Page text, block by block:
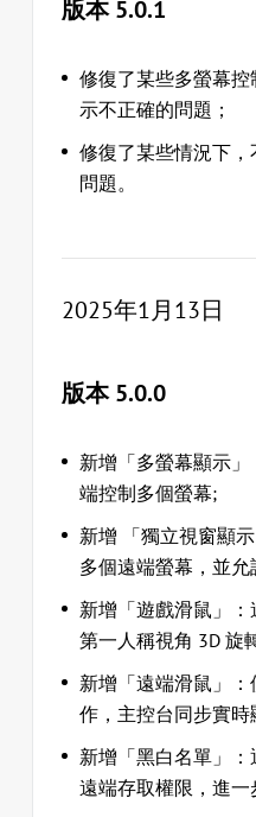
版本 5.0.1
修復了某些多螢幕
示不正確的問題；
修復了某些情況下
問題。
2025年1月13日
版本 5.0.0
新增「多螢幕顯示
端控制多個螢幕;
新增 「獨立視窗顯
多個遠端螢幕，並
新增「遊戲滑鼠」
第一人稱視角 3D 旋
新增「遠端滑鼠」
作，主控台同步實
新增「黑白名單」
遠端存取權限，進